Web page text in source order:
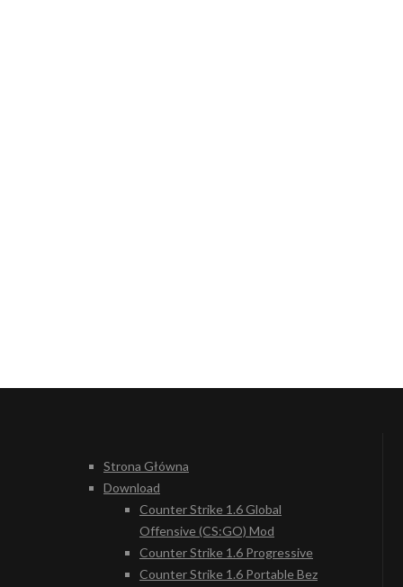
Strona Główna
Download
Counter Strike 1.6 Global
Offensive (CS:GO) Mod
Counter Strike 1.6 Progressive
Counter Strike 1.6 Portable Bez